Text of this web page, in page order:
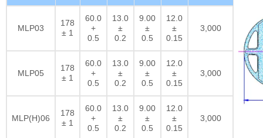
MLP03
178
± 1
60.0
+
0.5
13.0
±
0.2
9.00
±
0.5
12.0
±
0.15
3,000
MLP05
178
± 1
60.0
+
0.5
13.0
±
0.2
9.00
±
0.5
12.0
±
0.15
3,000
MLP(H)06
178
± 1
60.0
+
0.5
13.0
±
0.2
9.00
±
0.5
12.0
±
0.15
3,000